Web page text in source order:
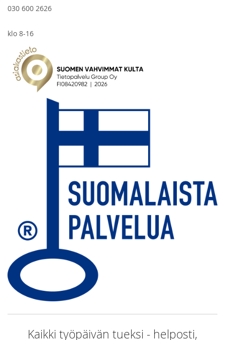
030 600 2626
klo 8-16
Kaikki työpäivän tueksi - helposti,